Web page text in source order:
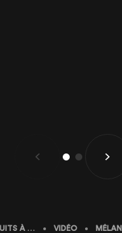
NOS PRODUITS À LA LOCATION VIDÉO